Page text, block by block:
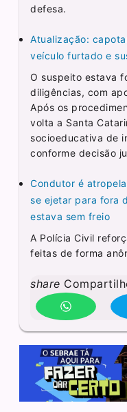
defesa.
Atualização:
veículo furtado e
O suspeito estava
diligências, com
Após os
volta a Santa
socioeducativa de
conforme decisão
Condutor é
se ejetar para fora
estava sem freio
A Polícia Civil
feitas de forma
share